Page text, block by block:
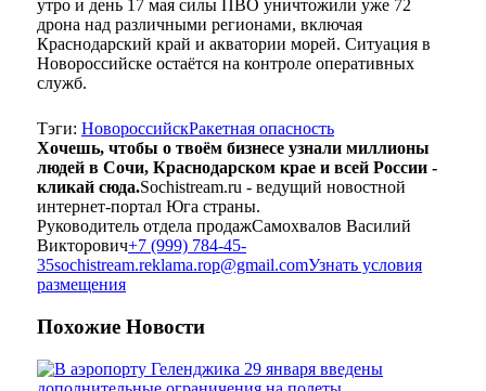
утро и день 17 мая силы ПВО уничтожили уже 72
дрона над различными регионами, включая
Краснодарский край и акватории морей. Ситуация в
Новороссийске остаётся на контроле оперативных
служб.
Тэги: НовороссийскРакетная опасность
Хочешь, чтобы о твоём бизнесе узнали миллионы
людей в Сочи, Краснодарском крае и всей России -
кликай сюда.Sochistream.ru - ведущий новостной
интернет-портал Юга страны.
Руководитель отдела продажСамохвалов Василий
Викторович+7 (999) 784-45-
35sochistream.reklama.rop@gmail.comУзнать условия
размещения
Похожие Новости